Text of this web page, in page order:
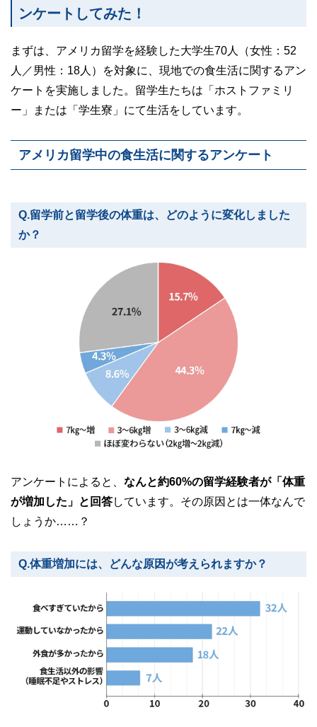
ンケートしてみた！
まずは、アメリカ留学を経験した大学生70人（女性：52
人／男性：18人）を対象に、現地での食生活に関するアン
ケートを実施しました。留学生たちは「ホストファミリ
ー」または「学生寮」にて生活をしています。
アメリカ留学中の食生活に関するアンケート
Q.留学前と留学後の体重は、どのように変化しました
か？
アンケートによると、 なんと約60%の留学経験者が「体重
が増加した」と回答しています。その原因とは一体なんで
しょうか……？
Q.体重増加には、どんな原因が考えられますか？